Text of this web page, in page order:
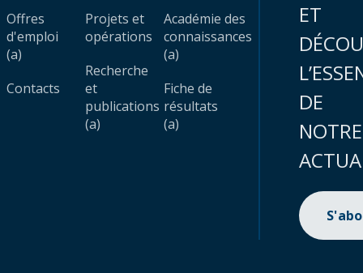
Offres
d'emploi
(a)
Contacts
Projets et
opérations
Recherche
et
publications
(a)
Académie des
connaissances
(a)
Fiche de
résultats
(a)
ET
DE
NOTRE